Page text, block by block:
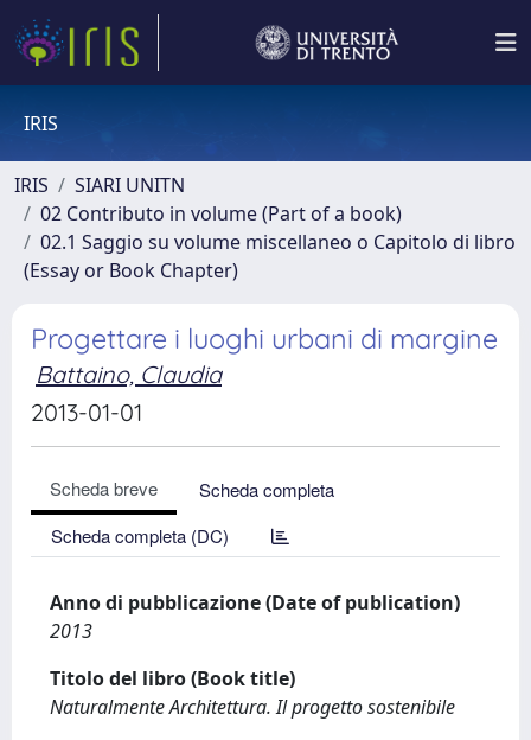
IRIS
IRIS
SIARI UNITN
02 Contributo in volume (Part of a book)
02.1 Saggio su volume miscellaneo o Capitolo di libro
(Essay or Book Chapter)
Progettare i luoghi urbani di margine
Battaino, Claudia
2013-01-01
Scheda breve
Scheda completa
Scheda completa (DC)
Anno di pubblicazione (Date of publication)
2013
Titolo del libro (Book title)
Naturalmente Architettura. Il progetto sostenibile